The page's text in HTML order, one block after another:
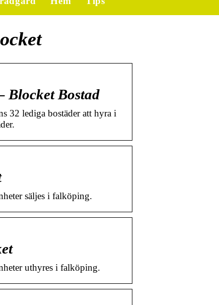
Blocket Bostad
32 lediga bostäder att hyra i
säljes i falköping.
uthyres i falköping.